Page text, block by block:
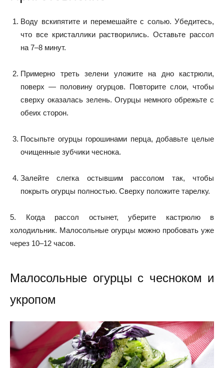
Воду вскипятите и перемешайте с солью. Убедитесь,
что все кристаллики растворились. Оставьте рассол
на 7–8 минут.
Примерно треть зелени уложите на дно кастрюли,
поверх — половину огурцов. Повторите слои, чтобы
сверху оказалась зелень. Огурцы немного обрежьте с
обеих сторон.
Посыпьте огурцы горошинами перца, добавьте целые
очищенные зубчики чеснока.
Залейте слегка остывшим рассолом так, чтобы
покрыть огурцы полностью. Сверху положите тарелку.
5. Когда рассол остынет, уберите кастрюлю в
холодильник. Малосольные огурцы можно пробовать уже
через 10–12 часов.
Малосольные огурцы с чесноком и
укропом